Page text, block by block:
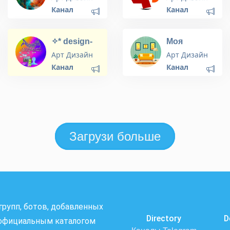
ARTE 🎼
Канал
Канал
✧* design-
archive
Арт Дизайн
Канал
Моя
Квартира |
Мой Дом
Арт Дизайн
Канал
Загрузи больше
ботов, добавленных
каталогом
Directory